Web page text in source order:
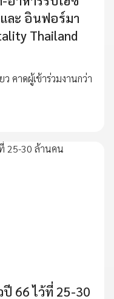
ละ อินฟอร์มา
Thailand
คาดผู้เข้าร่วมงานกว่า
66 ไว้ที่ 25-30